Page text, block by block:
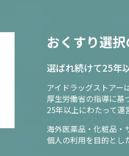
おくすり選
選ばれ続けて25年
アイドラッグストアー
厚生労働省の指導に基
25年以上にわたって運
海外医薬品・化粧品・
個人の利用を目的とし